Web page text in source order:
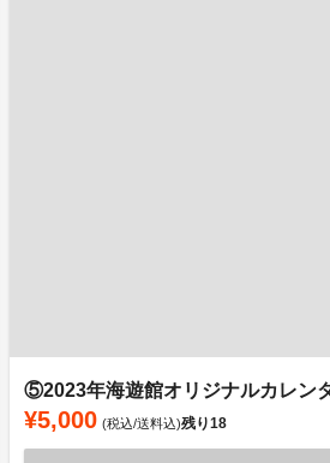
⑤2023年海遊館オリジナルカレン
¥5,000 (税込/送料込)残り18